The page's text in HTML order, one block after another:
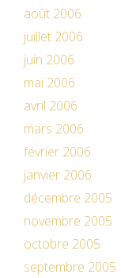
août 2006
juillet 2006
juin 2006
mai 2006
avril 2006
mars 2006
février 2006
janvier 2006
décembre 2005
novembre 2005
octobre 2005
septembre 2005